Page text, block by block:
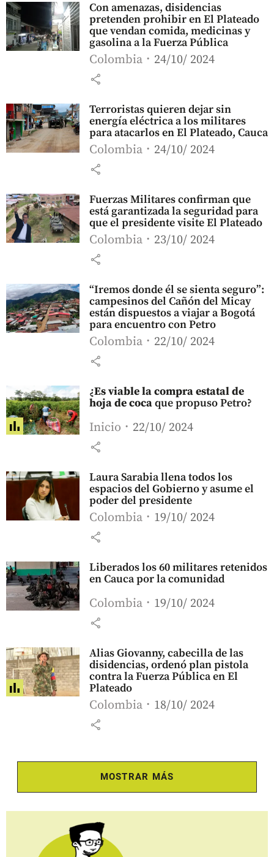
Con amenazas, disidencias
pretenden prohibir en El Plateado
que vendan comida, medicinas y
gasolina a la Fuerza Pública
Colombia 24/10/ 2024
share
Terroristas quieren dejar sin
energía eléctrica a los militares
para atacarlos en El Plateado, Cauca
Colombia 24/10/ 2024
share
Fuerzas Militares confirman que
está garantizada la seguridad para
que el presidente visite El Plateado
Colombia 23/10/ 2024
share
“Iremos donde él se sienta seguro”:
campesinos del Cañón del Micay
están dispuestos a viajar a Bogotá
para encuentro con Petro
Colombia 22/10/ 2024
share
¿Es viable la compra estatal de
hoja de cocaque propuso Petro?
Inicio 22/10/ 2024
share
Laura Sarabia llena todos los
espacios del Gobierno y asume el
poder del presidente
Colombia 19/10/ 2024
share
Liberados los 60 militares retenidos
en Cauca por la comunidad
Colombia 19/10/ 2024
share
Alias Giovanny, cabecilla de las
disidencias, ordenó plan pistola
contra la Fuerza Pública en El
Plateado
Colombia 18/10/ 2024
share
MOSTRAR MÁS